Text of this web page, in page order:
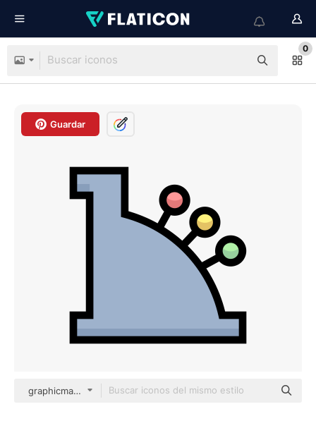
0
Guardar
graphicmall color lineal-color